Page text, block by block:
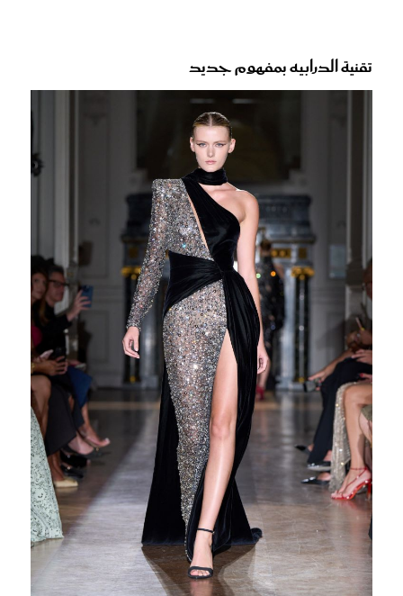
تقنية الدرابيه بمفهوم جديد